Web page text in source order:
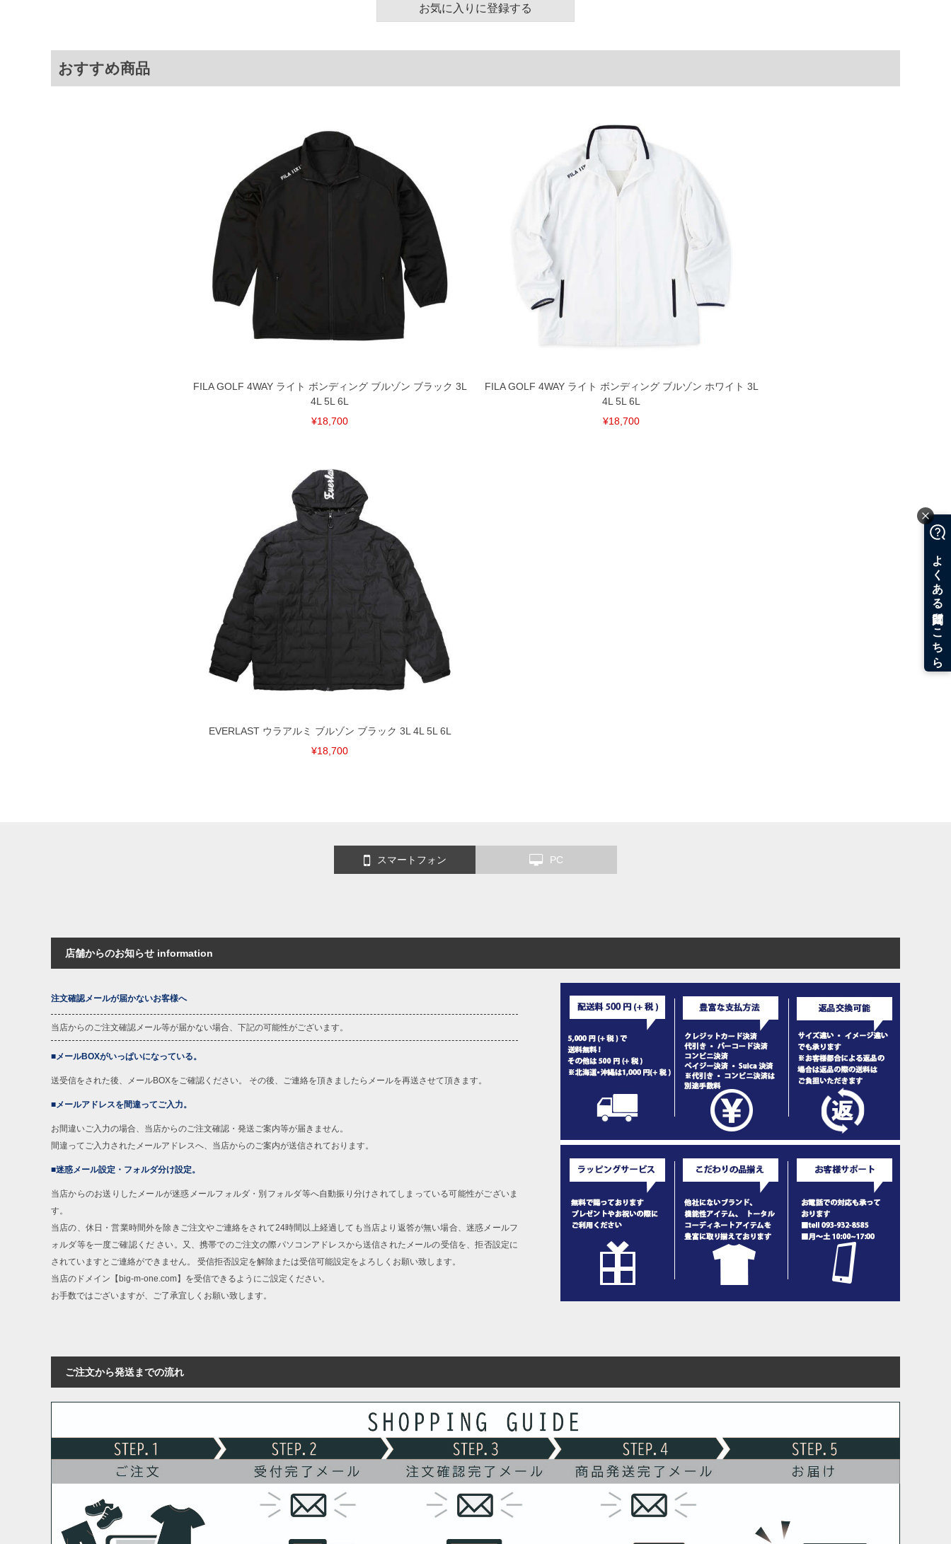
裾周り 肩幅 袖丈
4L
※商品によって若干のサイズの誤差がございます。また、お客様がご使用の環境（コンピュ
ータ画面）によって、商品の色味が若干異なる場合がございます。予めご了承ください。
※上記サイズが実際の商品に付いているタグのサイズ表記と異なる場合があります。お取り
扱い前に商品付属タグの記載もご確認下さい。
※当店での掲載商品は、実店鋪と在庫を共用しておりますので店頭での売り違い、店舗から
のお取り寄せ等により、お客様にご迷惑をお掛けしてしまう場合がございます。そのような
ことがない様最大限に努めておりますが、もしあった場合速やかにご連絡させて頂きますの
で予めご了承ください。
※【ボトムの裾上げをご希望の場合】
裾上げ料金は500円+税となります。
備考欄に股下●cmとご記入下さい。（裾上げ無料対象商品は1本につき税込6,000円以上の品
が対象。1本5,999円以下の商品は有料（500円+税）となります。）
出荷まで約1週間～20日間程お時間を頂く場合がございます。
尚、裾上げした商品は返品・交換不可となりますので、予めご了承下さい。
下着(肌着)やワイシャツは商品の性質上、返品交換不可とさせて頂いております。予めご了
お気に入りに登録する
おすすめ商品
FILA GOLF 4WAY ライト ボンディング ブルゾン ブラック 3L
4L 5L 6L
¥18,700
FILA GOLF 4WAY ライト ボンディング ブルゾン ホワイト 3L
4L 5L 6L
¥18,700
EVERLAST ウラアルミ ブルゾン ブラック 3L 4L 5L 6L
¥18,700
スマートフォン PC
店舗からのお知らせ information
注文確認メールが届かないお客様へ
当店からのご注文確認メール等が届かない場合、下記の可能性がございます。
■メールBOXがいっぱいになっている。
送受信をされた後、メールBOXをご確認ください。 その後、ご連絡を頂きましたらメールを再送させて頂きます。
■メールアドレスを間違ってご入力。
お間違いご入力の場合、当店からのご注文確認・発送ご案内等が届きません。
間違ってご入力されたメールアドレスへ、当店からのご案内が送信されております。
■迷惑メール設定・フォルダ分け設定。
当店からのお送りしたメールが迷惑メールフォルダ・別フォルダ等へ自動振り分けされてしまっている可能性がございま
す。
当店の、休日・営業時間外を除きご注文やご連絡をされて24時間以上経過しても当店より返答が無い場合、迷惑メールフ
ォルダ等を一度ご確認くだ さい。又、携帯でのご注文の際パソコンアドレスから送信されたメールの受信を、拒否設定に
されていますとご連絡ができません。 受信拒否設定を解除または受信可能設定をよろしくお願い致します。
当店のドメイン【big-m-one.com】を受信できるようにご設定ください。
お手数ではございますが、ご了承宜しくお願い致します。
ご注文から発送までの流れ